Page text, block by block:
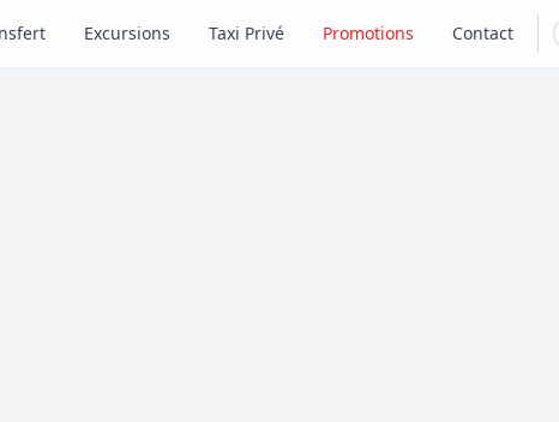
Excursions Taxi Privé Promotions Contact